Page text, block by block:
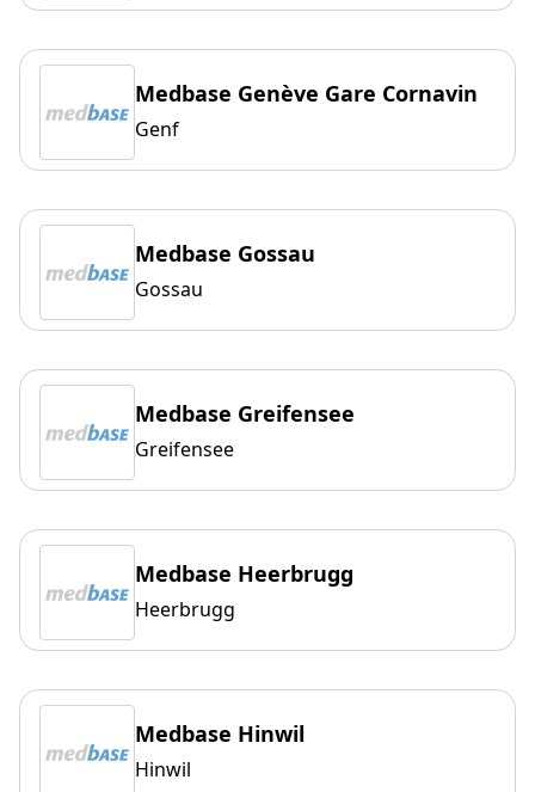
Medbase Genève Gare Cornavin
Genf
Medbase Gossau
Gossau
Medbase Greifensee
Greifensee
Medbase Heerbrugg
Heerbrugg
Medbase Hinwil
Hinwil